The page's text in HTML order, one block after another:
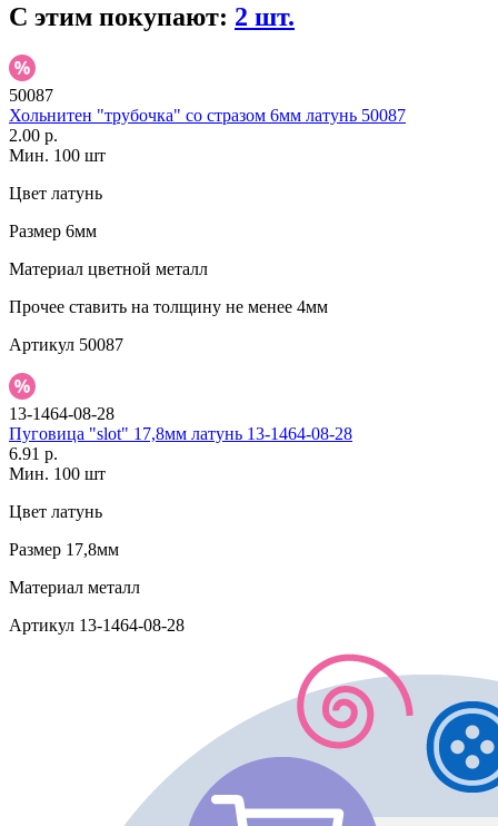
С этим покупают: 2 шт.
50087
Хольнитен "трубочка" со стразом 6мм латунь 50087
2.00 р.
Мин. 100 шт
Цвет латунь
Размер 6мм
Материал цветной металл
Прочее ставить на толщину не менее 4мм
Артикул 50087
13-1464-08-28
Пуговица "slot" 17,8мм латунь 13-1464-08-28
6.91 р.
Мин. 100 шт
Цвет латунь
Размер 17,8мм
Материал металл
Артикул 13-1464-08-28